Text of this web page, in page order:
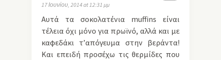
17 Ιουνίου, 2014 at 12:31 μμ
Αυτά τα σοκολατένια muffins είναι
τέλεια όχι μόνο για πρωϊνό, αλλά και με
καφεδάκι τ’απόγευμα στην βεράντα!
Και επειδή προσέχω τις θερμίδες που